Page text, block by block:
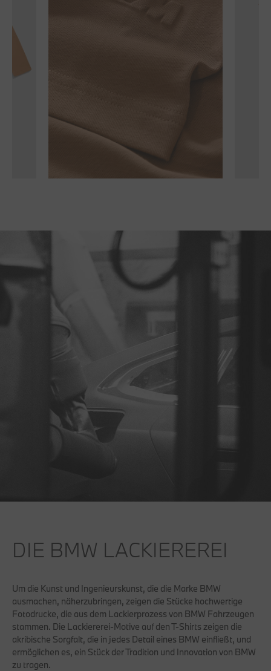
DIE BMW LACKIEREREI
Um die Kunst und Ingenieurskunst, die die Marke BMW
ausmachen, näherzubringen, zeigen die Stücke hochwertige
Fotodrucke, die aus dem Lackierprozess von BMW Fahrzeugen
stammen. Die Lackiererei-Motive auf den T-Shirts zeigen die
akribische Sorgfalt, die in jedes Detail eines BMW einfließt, und
ermöglichen es, ein Stück der Tradition und Innovation von BMW
zu tragen.